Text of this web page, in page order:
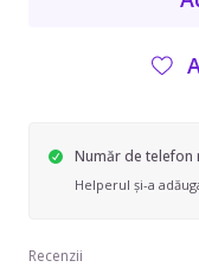
Număr de telefon
Helperul și-a
Recenzii